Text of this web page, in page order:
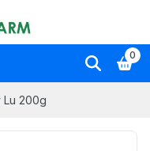
0
Lu 200g